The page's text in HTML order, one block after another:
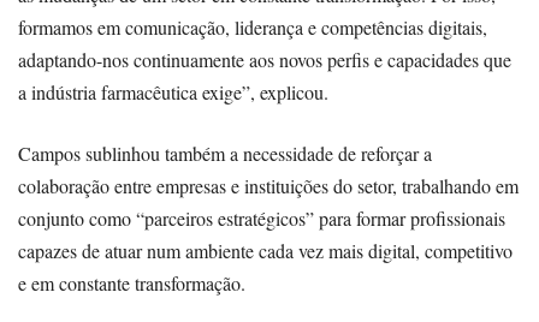
formamos em comunicação, liderança e competências digitais,
adaptando-nos continuamente aos novos perfis e capacidades que
a indústria farmacêutica exige”, explicou.
Campos sublinhou também a necessidade de reforçar a
colaboração entre empresas e instituições do setor, trabalhando em
conjunto como “parceiros estratégicos” para formar profissionais
capazes de atuar num ambiente cada vez mais digital, competitivo
e em constante transformação.